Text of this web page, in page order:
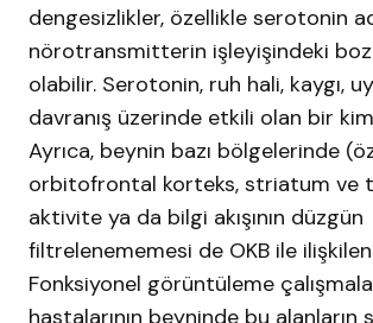
dengesizlikler, özellikle serotonin
nörotransmitterin işleyişindeki
olabilir. Serotonin, ruh hali, kaygı,
davranış üzerinde etkili olan bir
Ayrıca, beynin bazı bölgelerinde
orbitofrontal korteks, striatum ve
aktivite ya da bilgi akışının düzgün
filtrelenememesi de OKB ile
Fonksiyonel görüntüleme
hastalarının beyninde bu alanların